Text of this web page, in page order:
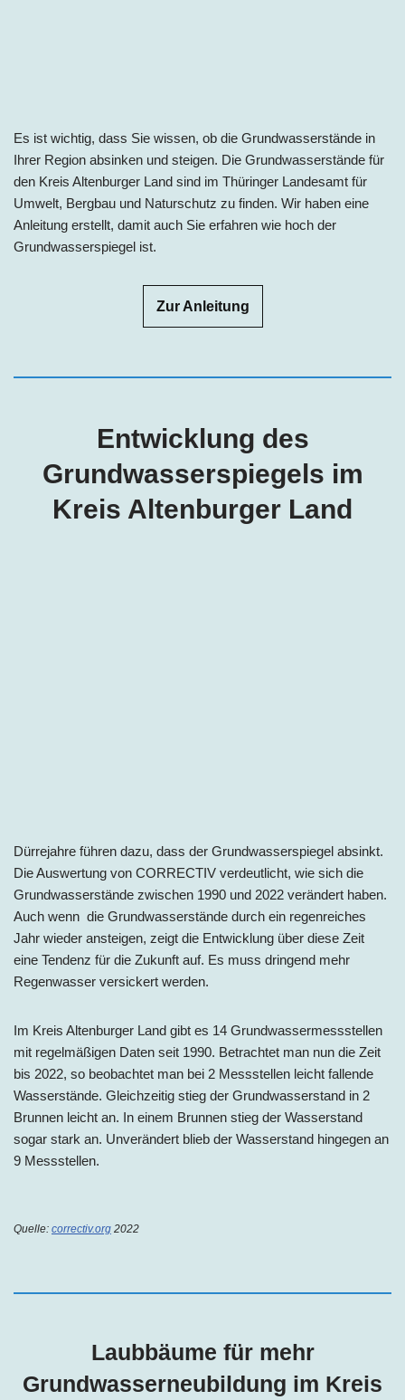
Es ist wichtig, dass Sie wissen, ob die Grundwasserstände in
Ihrer Region absinken und steigen. Die Grundwasserstände für
den Kreis Altenburger Land sind im Thüringer Landesamt für
Umwelt, Bergbau und Naturschutz zu finden. Wir haben eine
Anleitung erstellt, damit auch Sie erfahren wie hoch der
Grundwasserspiegel ist.
Zur Anleitung
Entwicklung des
Grundwasserspiegels im
Kreis Altenburger Land
Dürrejahre führen dazu, dass der Grundwasserspiegel absinkt.
Die Auswertung von CORRECTIV verdeutlicht, wie sich die
Grundwasserstände zwischen 1990 und 2022 verändert haben.
Auch wenn die Grundwasserstände durch ein regenreiches
Jahr wieder ansteigen, zeigt die Entwicklung über diese Zeit
eine Tendenz für die Zukunft auf. Es muss dringend mehr
Regenwasser versickert werden.
Im Kreis Altenburger Land gibt es 14 Grundwassermessstellen
mit regelmäßigen Daten seit 1990. Betrachtet man nun die Zeit
bis 2022, so beobachtet man bei 2 Messstellen leicht fallende
Wasserstände. Gleichzeitig stieg der Grundwasserstand in 2
Brunnen leicht an. In einem Brunnen stieg der Wasserstand
sogar stark an. Unverändert blieb der Wasserstand hingegen an
9 Messstellen.
Quelle: correctiv.org 2022
Laubbäume für mehr
Grundwasserneubildung im Kreis